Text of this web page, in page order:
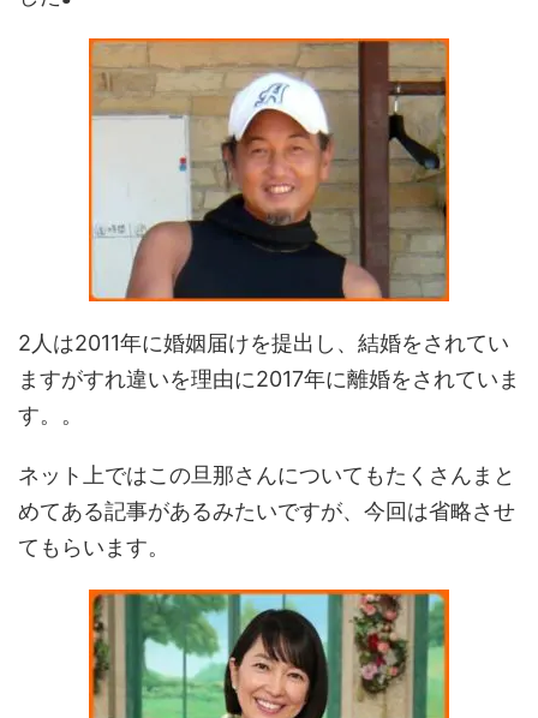
2人は2011年に婚姻届けを提出し、結婚をされてい
ますがすれ違いを理由に2017年に離婚をされていま
す。。
ネット上ではこの旦那さんについてもたくさんまと
めてある記事があるみたいですが、今回は省略させ
てもらいます。